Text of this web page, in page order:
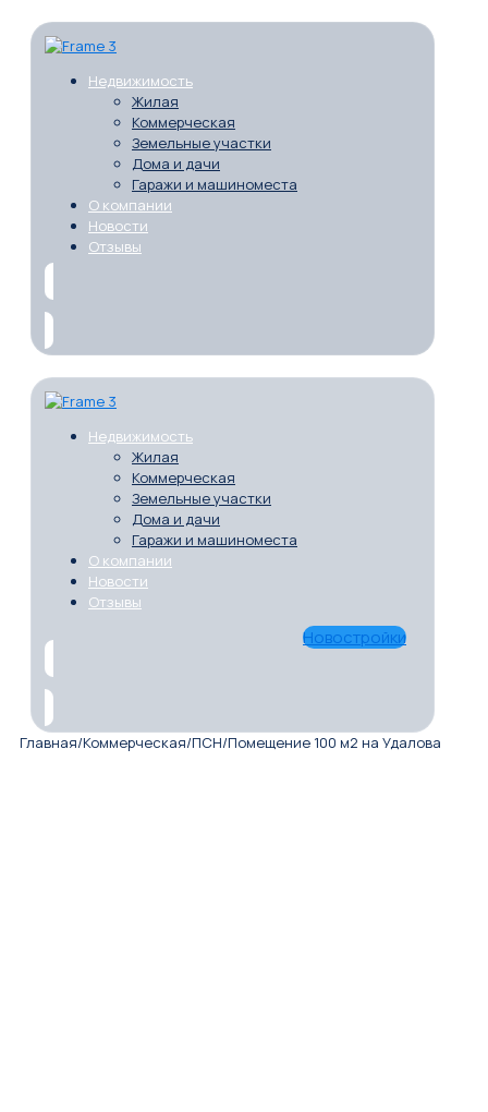
Недвижимость
Жилая
Коммерческая
Земельные участки
Дома и дачи
Гаражи и машиноместа
О компании
Новости
Отзывы
Недвижимость
Жилая
Коммерческая
Земельные участки
Дома и дачи
Гаражи и машиноместа
О компании
Новости
Отзывы
Новостройки
Главная/Коммерческая/ПСН/Помещение 100 м2 на Удалова